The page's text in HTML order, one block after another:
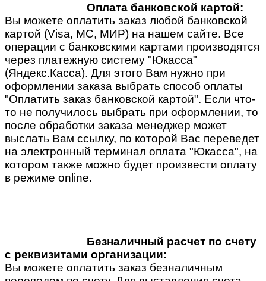
Оплата банковской картой:
Вы можете оплатить заказ любой банковской
картой (Visa, MC, МИР) на нашем сайте. Все
операции с банковскими картами производятся
через платежную систему "Юкасса"
(Яндекс.Касса). Для этого Вам нужно при
оформлении заказа выбрать способ оплаты
"Оплатить заказ банковской картой". Если что-
то не получилось выбрать при оформлении, то
после обработки заказа менеджер может
выслать Вам ссылку, по которой Вас переведет
на электронный терминал оплата "Юкасса", на
котором также можно будет произвести оплату
в режиме online.
Безналичный расчет по счету
с реквизитами организации:
Вы можете оплатить заказ безналичным